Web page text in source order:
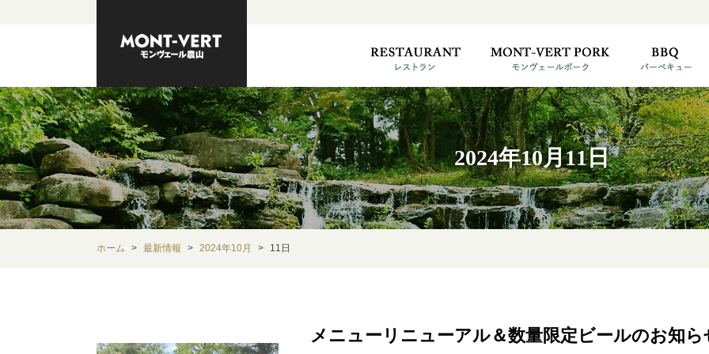
2024年10月11日
ホーム 最新情報 2024年10月 11日
メニューリニューアル＆数量限定ビールのお知ら